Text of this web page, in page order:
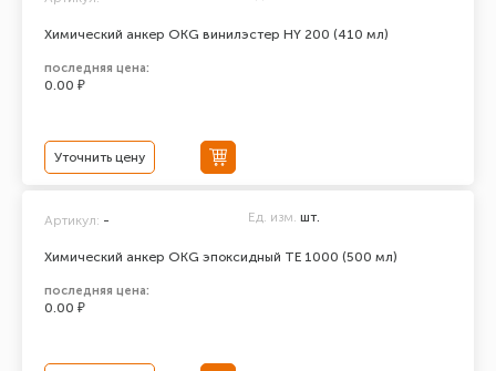
Химический анкер ОКG винилэстер HY 200 (410 мл)
последняя цена:
0.00 ₽
Уточнить цену
Химический анкер ОКG эпоксидный ТЕ 1000 (500 мл)
Артикул: - Ед. изм. шт.
последняя цена:
0.00 ₽